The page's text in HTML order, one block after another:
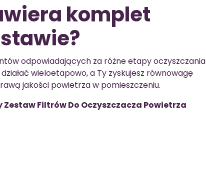
komplet
odpowiadających za różne etapy oczyszczania
wieloetapowo, a Ty zyskujesz równowagę
jakości powietrza w pomieszczeniu.
Zestaw Filtrów Do Oczyszczacza Powietrza